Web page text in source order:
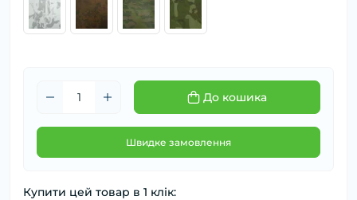
До кошика
Швидке замовлення
Купити цей товар в 1 клік: